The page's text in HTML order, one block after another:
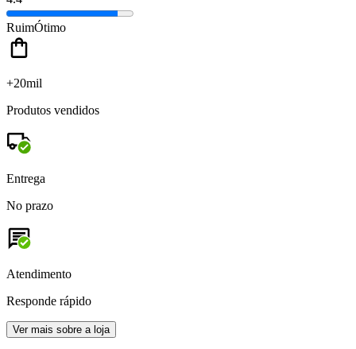
RuimÓtimo
+20mil
Produtos vendidos
Entrega
No prazo
Atendimento
Responde rápido
Ver mais sobre a loja